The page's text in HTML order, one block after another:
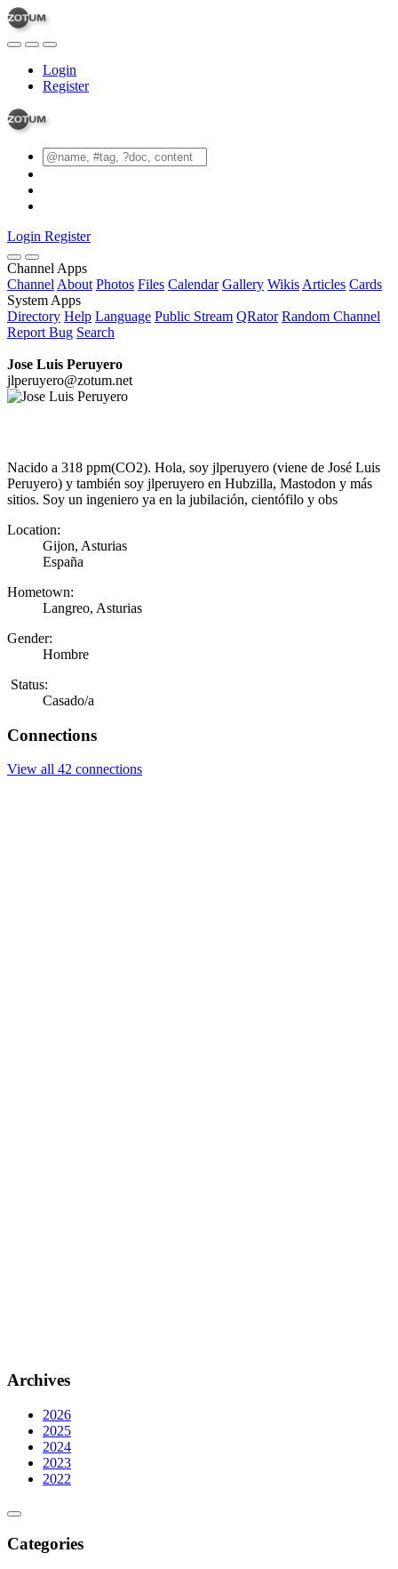
Login
Register
Login Register
Channel Apps
Channel About Photos Files Calendar Gallery Wikis Articles Cards
System Apps
Directory Help Language Public Stream QRator Random Channel
Report Bug Search
Jose Luis Peruyero
jlperuyero@zotum.net
Nacido a 318 ppm(CO2). Hola, soy jlperuyero (viene de José Luis
Peruyero) y también soy jlperuyero en Hubzilla, Mastodon y más
sitios. Soy un ingeniero ya en la jubilación, cientófilo y obs
Location:
Gijon, Asturias
España
Hometown:
Langreo, Asturias
Gender:
Hombre
Status:
Casado/a
Connections
View all 42 connections
Archives
2026
2025
2024
2023
2022
Categories